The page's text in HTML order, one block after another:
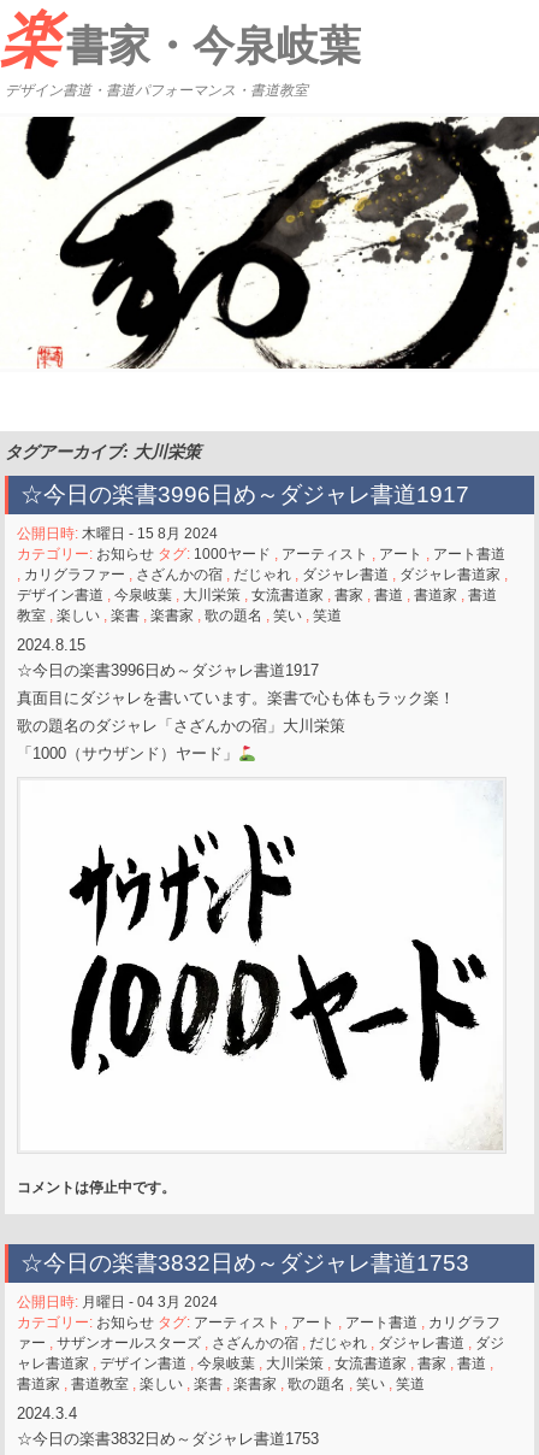
楽書家・今泉岐葉
デザイン書道・書道パフォーマンス・書道教室
タグアーカイブ: 大川栄策
☆今日の楽書3996日め～ダジャレ書道1917
公開日時:木曜日 - 15 8月 2024
カテゴリー: お知らせ タグ: 1000ヤード , アーティスト , アート , アート書道
, カリグラファー , さざんかの宿 , だじゃれ , ダジャレ書道 , ダジャレ書道家 ,
デザイン書道 ,今泉岐葉 , 大川栄策 ,女流書道家 ,書家 ,書道 ,書道家 ,書道
教室 ,楽しい ,楽書 ,楽書家 ,歌の題名 ,笑い ,笑道
2024.8.15
☆今日の楽書3996日め～ダジャレ書道1917
真面目にダジャレを書いています。楽書で心も体もラック楽！
歌の題名のダジャレ「さざんかの宿」大川栄策
「1000（サウザンド）ヤード」
コメントは停止中です。
☆今日の楽書3832日め～ダジャレ書道1753
公開日時: 月曜日 - 04 3月 2024
カテゴリー: お知らせ タグ: アーティスト アート アート書道
カリグラフ
ァー
,サザンオールスターズ さざんかの宿 だじゃれ ダジャレ書道
ダジ
ャレ書道家
,デザイン書道 ,今泉岐葉 大川栄策 ,女流書道家 ,書家 ,書道
書道家
,書道教室 ,楽しい ,楽書 ,楽書家 ,歌の題名 ,笑い ,笑道
2024.3.4
☆今日の楽書3832日め～ダジャレ書道1753